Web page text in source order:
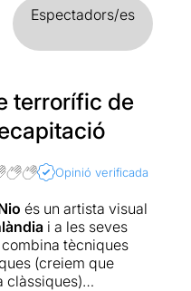
Espectadors/es
terrorífic de
Opinió verificada
és un artista visual
i a les seves
tècniques
(creiem que
clàssiques)